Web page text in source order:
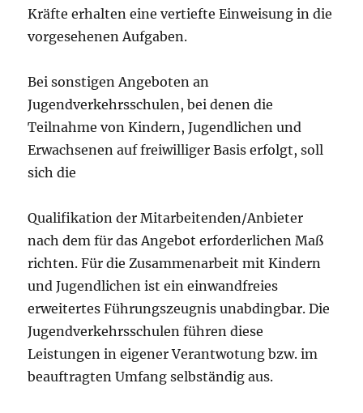
Kräfte erhalten eine vertiefte Einweisung in die
vorgesehenen Aufgaben.
Bei sonstigen Angeboten an
Jugendverkehrsschulen, bei denen die
Teilnahme von Kindern, Jugendlichen und
Erwachsenen auf freiwilliger Basis erfolgt, soll
sich die
Qualifikation der Mitarbeitenden/Anbieter
nach dem für das Angebot erforderlichen Maß
richten. Für die Zusammenarbeit mit Kindern
und Jugendlichen ist ein einwandfreies
erweitertes Führungszeugnis unabdingbar. Die
Jugendverkehrsschulen führen diese
Leistungen in eigener Verantwotung bzw. im
beauftragten Umfang selbständig aus.